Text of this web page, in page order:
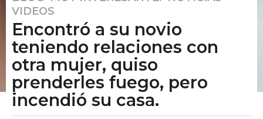
a
ñ
o
a
g
o
1
VIDEOS
Encontró a su novio
teniendo relaciones con
otra mujer, quiso
prenderles fuego, pero
incendió su casa.